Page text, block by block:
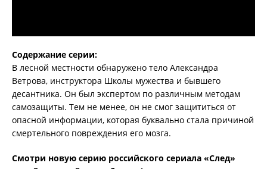
Содержание серии:
В лесной местности обнаружено тело Александра
Ветрова, инструктора Школы мужества и бывшего
десантника. Он был экспертом по различным методам
самозащиты. Тем не менее, он не смог защититься от
опасной информации, которая буквально стала причиной
смертельного повреждения его мозга.
Смотри новую серию российского сериала «След»